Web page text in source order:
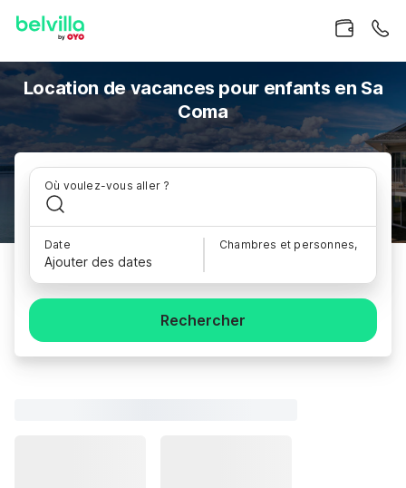
Location de vacances pour enfants en Sa
Coma
Où voulez-vous aller ?
Date
Ajouter des dates
Chambres et personnes,
Rechercher